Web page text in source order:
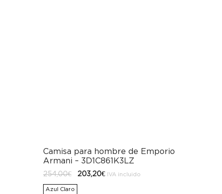
Camisa para hombre de Emporio
Armani – 3D1C861K3LZ
254,00€
El
original
203,20€ElIVA incluido
Azul Claro